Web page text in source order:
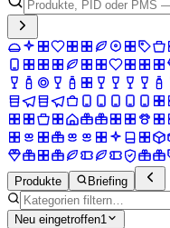
Produkte Briefing
Neu eingetroffen1